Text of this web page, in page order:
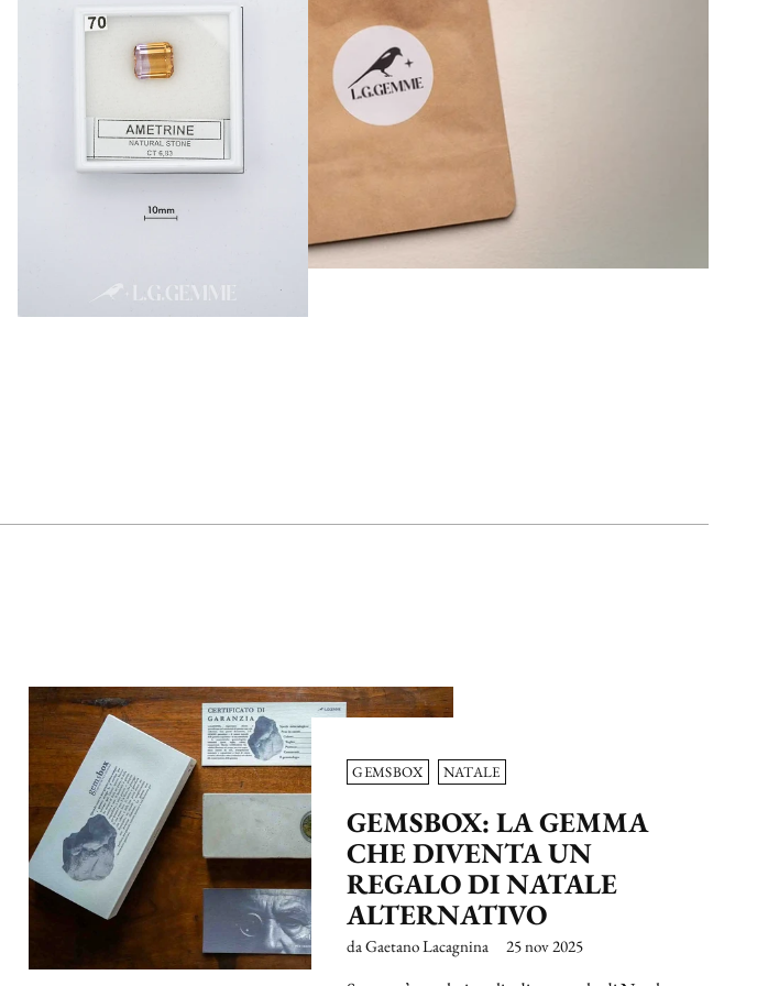
GEMSBOX NATALE
GEMSBOX: LA GEMMA
CHE DIVENTA UN
REGALO DI NATALE
ALTERNATIVO
da Gaetano Lacagnina 25 nov 2025